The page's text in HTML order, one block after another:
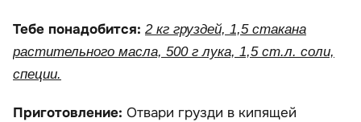
Тебе понадобится: 2 кг груздей, 1,5 стакана
растительного масла, 500 г лука, 1,5 ст.л. соли,
специи.
Приготовление: Отвари грузди в кипящей